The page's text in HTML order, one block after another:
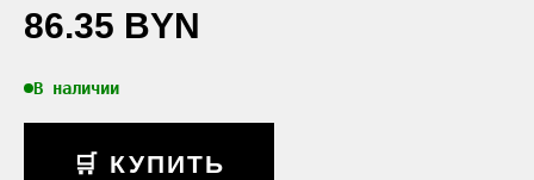
86.35 BYN
В наличии
🛒 КУПИТЬ